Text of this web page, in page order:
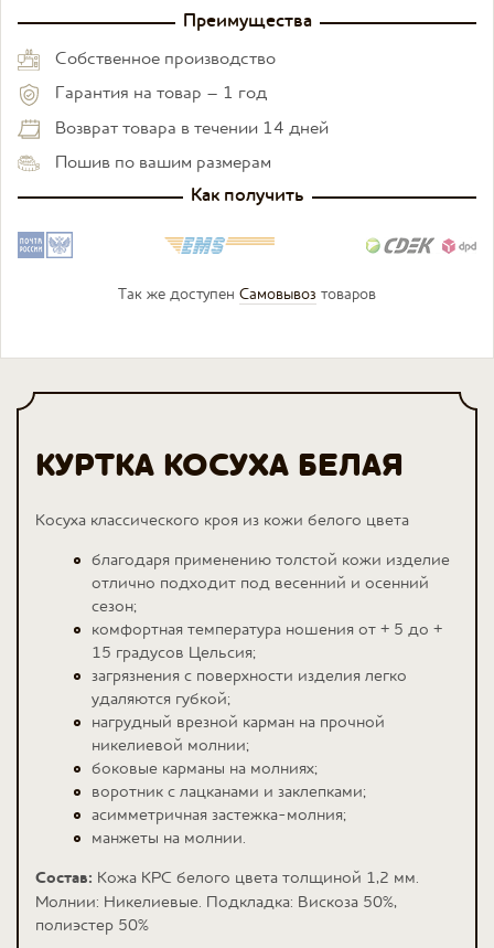
Преимущества
Собственное производство
Гарантия на товар – 1 год
Возврат товара в течении 14 дней
Пошив по вашим размерам
Как получить
Так же доступен Самовывоз товаров
КУРТКА КОСУХА БЕЛАЯ
Косуха классического кроя из кожи белого цвета
благодаря применению толстой кожи изделие
отлично подходит под весенний и осенний
сезон;
комфортная температура ношения от + 5 до +
15 градусов Цельсия;
загрязнения с поверхности изделия легко
удаляются губкой;
нагрудный врезной карман на прочной
никелиевой молнии;
боковые карманы на молниях;
воротник с лацканами и заклепками;
асимметричная застежка-молния;
манжеты на молнии.
Состав: Кожа КРС белого цвета толщиной 1,2 мм.
Молнии: Никелиевые. Подкладка: Вискоза 50%,
полиэстер 50%